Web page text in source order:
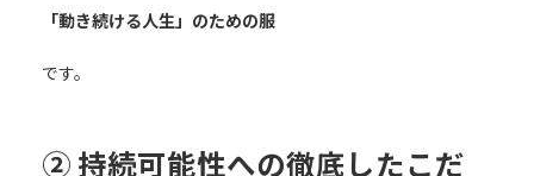
「動き続ける人生」のための服
です。
② 持続可能性への徹底したこだ